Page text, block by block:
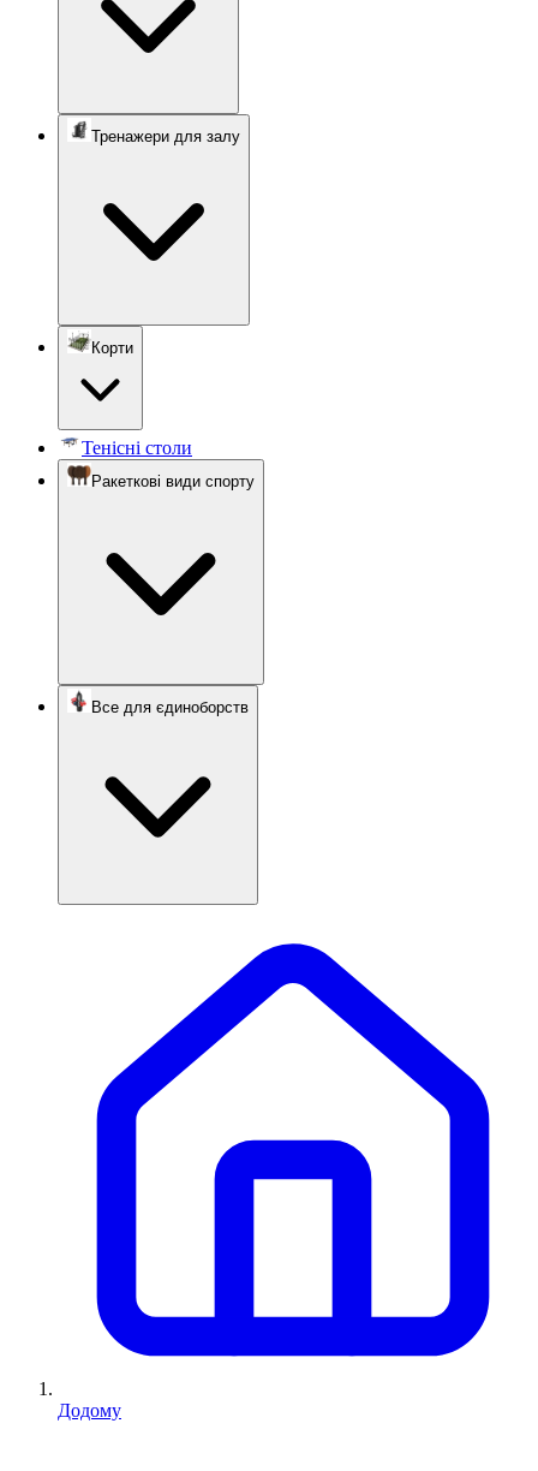
Тренажери для залу
Корти
Тенісні столи
Ракеткові види спорту
Все для єдиноборств
Додому